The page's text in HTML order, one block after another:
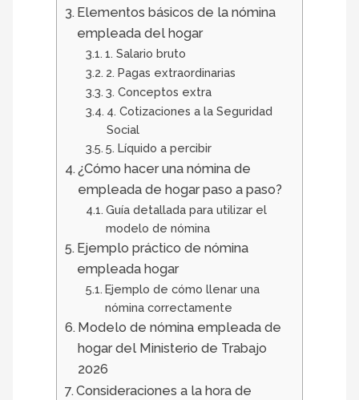
Elementos básicos de la nómina
empleada del hogar
1. Salario bruto
2. Pagas extraordinarias
3. Conceptos extra
4. Cotizaciones a la Seguridad
Social
5. Líquido a percibir
¿Cómo hacer una nómina de
empleada de hogar paso a paso?
Guía detallada para utilizar el
modelo de nómina
Ejemplo práctico de nómina
empleada hogar
Ejemplo de cómo llenar una
nómina correctamente
Modelo de nómina empleada de
hogar del Ministerio de Trabajo
2026
Consideraciones a la hora de